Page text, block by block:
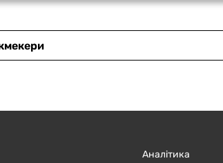
Аналітика